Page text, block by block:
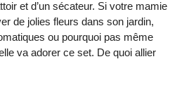
et d’un sécateur. Si votre mamie
de jolies fleurs dans son jardin,
ou pourquoi pas même
va adorer ce set. De quoi allier